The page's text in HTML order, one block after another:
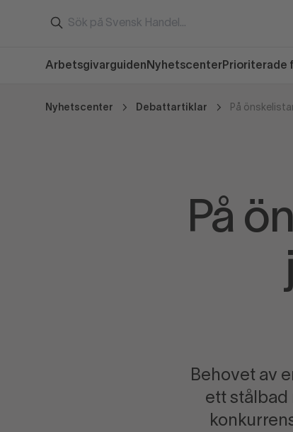
Arbetsgivarguiden Nyhetscenter Prioriterade
Nyhetscenter Debattartiklar
På
Behovet av
ett stålbad